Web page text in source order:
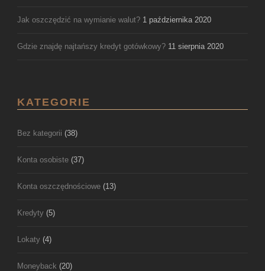
Jak oszczędzić na wymianie walut? 1 października 2020
Gdzie znajdę najtańszy kredyt gotówkowy? 11 sierpnia 2020
KATEGORIE
Bez kategorii (38)
Konta osobiste (37)
Konta oszczędnościowe (13)
Kredyty (5)
Lokaty (4)
Moneyback (20)